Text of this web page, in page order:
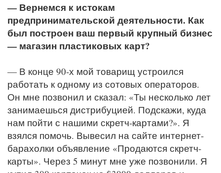
— Вернемся к истокам
предпринимательской деятельности. Как
был построен ваш первый крупный бизнес
— магазин пластиковых карт?
— В конце 90-х мой товарищ устроился
работать к одному из сотовых операторов.
Он мне позвонил и сказал: «Ты несколько лет
занимаешься дистрибуцией. Подскажи, куда
нам пойти с нашими скретч-картами?». Я
взялся помочь. Вывесил на сайте интернет-
барахолки объявление «Продаются скретч-
карты». Через 5 минут мне уже позвонили. Я